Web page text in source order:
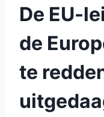
De EU-
de
te